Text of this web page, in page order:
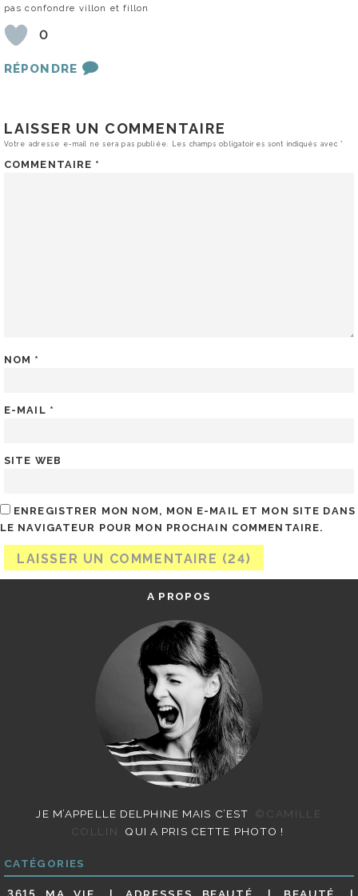
pas confondre villon et fillon
0
RÉPONDRE
LAISSER UN COMMENTAIRE
Votre adresse e-mail ne sera pas publiée. Les champs obligatoires sont indiqués avec*
COMMENTAIRE *
NOM *
E-MAIL *
SITE WEB
ENREGISTRER MON NOM, MON E-MAIL ET MON SITE DANS
LE NAVIGATEUR POUR MON PROCHAIN COMMENTAIRE.
A PROPOS
JE M’APPELLE DELPHINE MAIS C’EST
©CAMILLE
COLLIN
QUI A PRIS CETTE PHOTO !
CATÉGORIES